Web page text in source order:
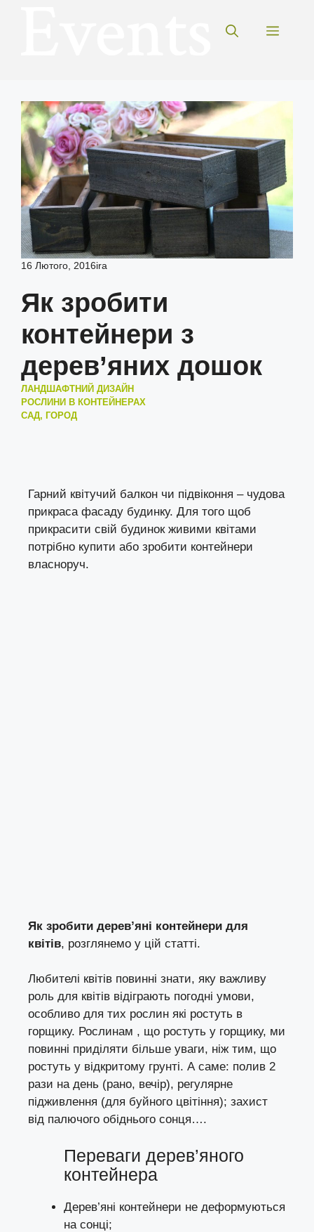
Меню
16 Лютого, 2016ira
Як зробити
контейнери з
дерев’яних дошок
ЛАНДШАФТНИЙ ДИЗАЙН
РОСЛИНИ В КОНТЕЙНЕРАХ
САД, ГОРОД
Гарний квітучий балкон чи підвіконня – чудова
прикраса фасаду будинку. Для того щоб
прикрасити свій будинок живими квітами
потрібно купити або зробити контейнери
власноруч.
Як зробити дерев’яні контейнери для
квітів, розглянемо у цій статті.
Любителі квітів повинні знати, яку важливу
роль для квітів відіграють погодні умови,
особливо для тих рослин які ростуть в
горщику. Рослинам , що ростуть у горщику, ми
повинні приділяти більше уваги, ніж тим, що
ростуть у відкритому грунті. А саме: полив 2
рази на день (рано, вечір), регулярне
підживлення (для буйного цвітіння); захист
від палючого обіднього сонця….
Переваги дерев’яного
контейнера
Дерев’яні контейнери не деформуються
на сонці;